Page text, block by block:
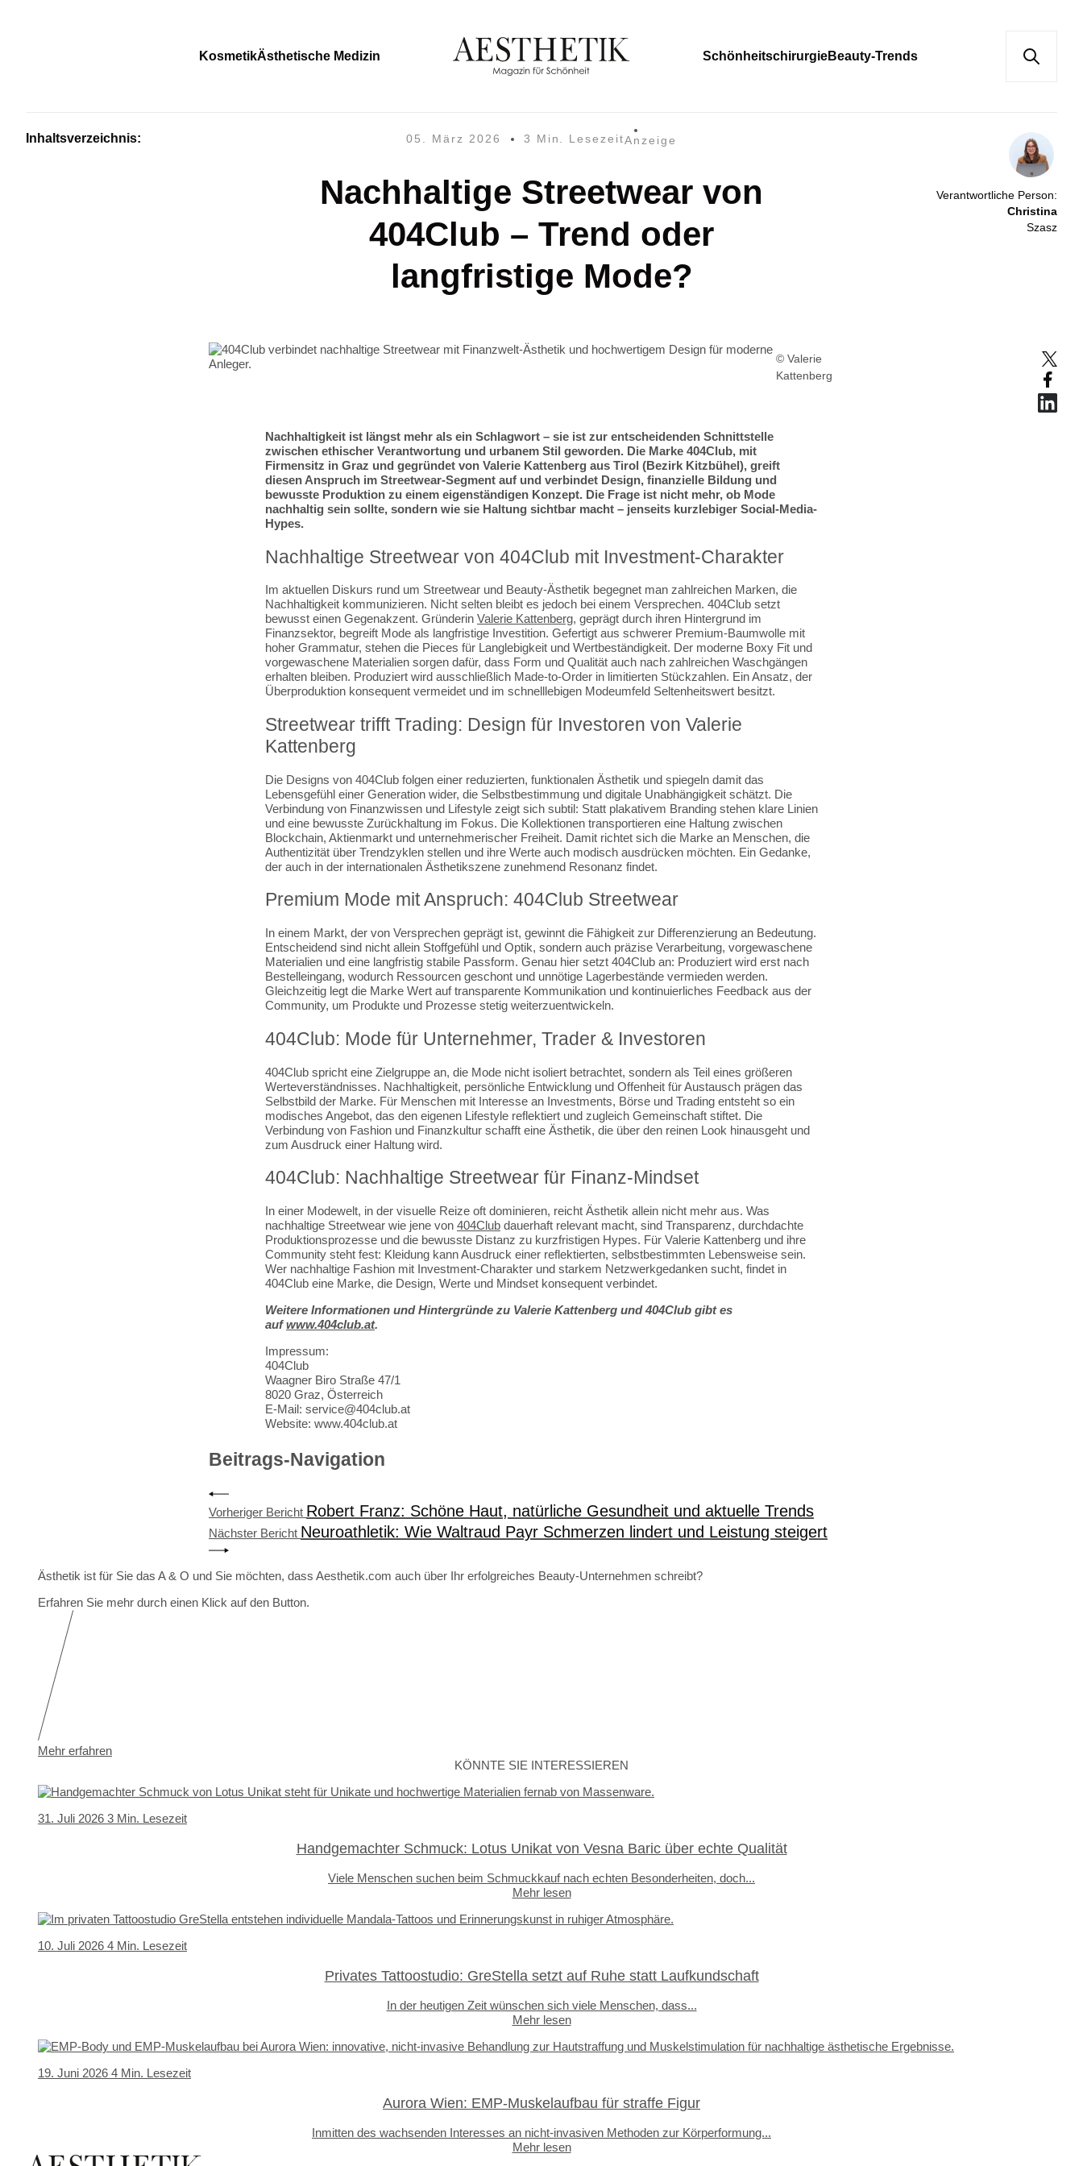
KosmetikÄsthetische Medizin SchönheitschirurgieBeauty-Trends
Inhaltsverzeichnis: 05. März 2026 3 Min. LesezeitAnzeige
Nachhaltige Streetwear von
404Club – Trend oder
langfristige Mode?
© Valerie
Kattenberg
Nachhaltigkeit ist längst mehr als ein Schlagwort – sie ist zur entscheidenden Schnittstelle
zwischen ethischer Verantwortung und urbanem Stil geworden. Die Marke 404Club, mit
Firmensitz in Graz und gegründet von Valerie Kattenberg aus Tirol (Bezirk Kitzbühel), greift
diesen Anspruch im Streetwear-Segment auf und verbindet Design, finanzielle Bildung und
bewusste Produktion zu einem eigenständigen Konzept. Die Frage ist nicht mehr, ob Mode
nachhaltig sein sollte, sondern wie sie Haltung sichtbar macht – jenseits kurzlebiger Social-Media-
Hypes.
Nachhaltige Streetwear von 404Club mit Investment-Charakter
Im aktuellen Diskurs rund um Streetwear und Beauty-Ästhetik begegnet man zahlreichen Marken, die
Nachhaltigkeit kommunizieren. Nicht selten bleibt es jedoch bei einem Versprechen. 404Club setzt
bewusst einen Gegenakzent. Gründerin Valerie Kattenberg, geprägt durch ihren Hintergrund im
Finanzsektor, begreift Mode als langfristige Investition. Gefertigt aus schwerer Premium-Baumwolle mit
hoher Grammatur, stehen die Pieces für Langlebigkeit und Wertbeständigkeit. Der moderne Boxy Fit und
vorgewaschene Materialien sorgen dafür, dass Form und Qualität auch nach zahlreichen Waschgängen
erhalten bleiben. Produziert wird ausschließlich Made-to-Order in limitierten Stückzahlen. Ein Ansatz, der
Überproduktion konsequent vermeidet und im schnelllebigen Modeumfeld Seltenheitswert besitzt.
Streetwear trifft Trading: Design für Investoren von Valerie
Kattenberg
Die Designs von 404Club folgen einer reduzierten, funktionalen Ästhetik und spiegeln damit das
Lebensgefühl einer Generation wider, die Selbstbestimmung und digitale Unabhängigkeit schätzt. Die
Verbindung von Finanzwissen und Lifestyle zeigt sich subtil: Statt plakativem Branding stehen klare Linien
und eine bewusste Zurückhaltung im Fokus. Die Kollektionen transportieren eine Haltung zwischen
Blockchain, Aktienmarkt und unternehmerischer Freiheit. Damit richtet sich die Marke an Menschen, die
Authentizität über Trendzyklen stellen und ihre Werte auch modisch ausdrücken möchten. Ein Gedanke,
der auch in der internationalen Ästhetikszene zunehmend Resonanz findet.
Premium Mode mit Anspruch: 404Club Streetwear
In einem Markt, der von Versprechen geprägt ist, gewinnt die Fähigkeit zur Differenzierung an Bedeutung.
Entscheidend sind nicht allein Stoffgefühl und Optik, sondern auch präzise Verarbeitung, vorgewaschene
Materialien und eine langfristig stabile Passform. Genau hier setzt 404Club an: Produziert wird erst nach
Bestelleingang, wodurch Ressourcen geschont und unnötige Lagerbestände vermieden werden.
Gleichzeitig legt die Marke Wert auf transparente Kommunikation und kontinuierliches Feedback aus der
Community, um Produkte und Prozesse stetig weiterzuentwickeln.
404Club: Mode für Unternehmer, Trader & Investoren
404Club spricht eine Zielgruppe an, die Mode nicht isoliert betrachtet, sondern als Teil eines größeren
Werteverständnisses. Nachhaltigkeit, persönliche Entwicklung und Offenheit für Austausch prägen das
Selbstbild der Marke. Für Menschen mit Interesse an Investments, Börse und Trading entsteht so ein
modisches Angebot, das den eigenen Lifestyle reflektiert und zugleich Gemeinschaft stiftet. Die
Verbindung von Fashion und Finanzkultur schafft eine Ästhetik, die über den reinen Look hinausgeht und
zum Ausdruck einer Haltung wird.
404Club: Nachhaltige Streetwear für Finanz-Mindset
In einer Modewelt, in der visuelle Reize oft dominieren, reicht Ästhetik allein nicht mehr aus. Was
nachhaltige Streetwear wie jene von 404Club dauerhaft relevant macht, sind Transparenz, durchdachte
Produktionsprozesse und die bewusste Distanz zu kurzfristigen Hypes. Für Valerie Kattenberg und ihre
Community steht fest: Kleidung kann Ausdruck einer reflektierten, selbstbestimmten Lebensweise sein.
Wer nachhaltige Fashion mit Investment-Charakter und starkem Netzwerkgedanken sucht, findet in
404Club eine Marke, die Design, Werte und Mindset konsequent verbindet.
Weitere Informationen und Hintergründe zu Valerie Kattenberg und 404Club gibt es
aufwww.404club.at.
Impressum:
404Club
Waagner Biro Straße 47/1
8020 Graz, Österreich
E-Mail: service@404club.at
Website: www.404club.at
Beitrags-Navigation
Vorheriger Bericht Robert Franz: Schöne Haut, natürliche Gesundheit und aktuelle Trends
Nächster Bericht Neuroathletik: Wie Waltraud Payr Schmerzen lindert und Leistung steigert
Verantwortliche Person:
Christina
Szasz
Ästhetik ist für Sie das A & O und Sie möchten, dass Aesthetik.com auch über Ihr erfolgreiches Beauty-Unternehmen schreibt?
Erfahren Sie mehr durch einen Klick auf den Button.
Mehr erfahren
KÖNNTE SIE INTERESSIEREN
31. Juli 2026 3 Min. Lesezeit
Handgemachter Schmuck: Lotus Unikat von Vesna Baric über echte Qualität
Viele Menschen suchen beim Schmuckkauf nach echten Besonderheiten, doch...
Mehr lesen
10. Juli 2026 4 Min. Lesezeit
Privates Tattoostudio: GreStella setzt auf Ruhe statt Laufkundschaft
In der heutigen Zeit wünschen sich viele Menschen, dass...
Mehr lesen
19. Juni 2026 4 Min. Lesezeit
Aurora Wien: EMP-Muskelaufbau für straffe Figur
Inmitten des wachsenden Interesses an nicht-invasiven Methoden zur Körperformung...
Mehr lesen